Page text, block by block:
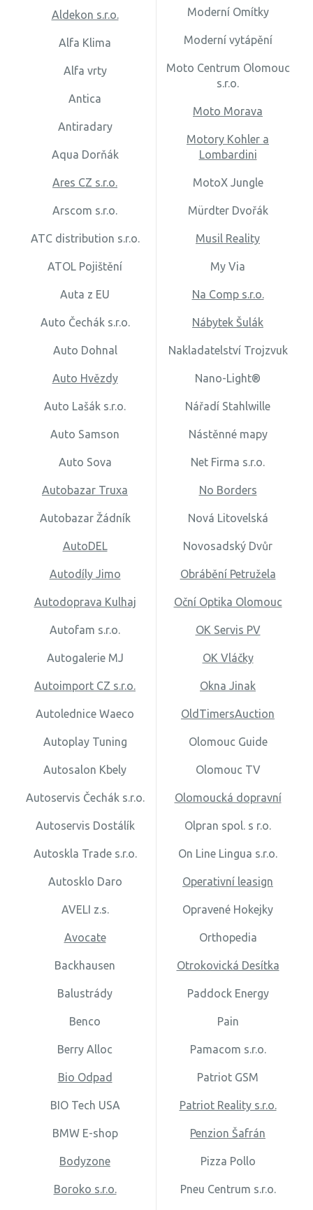
Aldekon s.r.o.
Alfa Klima
Alfa vrty
Antica
Antiradary
Aqua Dorňák
Ares CZ s.r.o.
Arscom s.r.o.
ATC distribution s.r.o.
ATOL Pojištění
Auta z EU
Auto Čechák s.r.o.
Auto Dohnal
Auto Hvězdy
Auto Lašák s.r.o.
Auto Samson
Auto Sova
Autobazar Truxa
Autobazar Žádník
AutoDEL
Autodíly Jimo
Autodoprava Kulhaj
Autofam s.r.o.
Autogalerie MJ
Autoimport CZ s.r.o.
Autolednice Waeco
Autoplay Tuning
Autosalon Kbely
Autoservis Čechák s.r.o.
Autoservis Dostálík
Autoskla Trade s.r.o.
Autosklo Daro
AVELI z.s.
Avocate
Backhausen
Balustrády
Benco
Berry Alloc
Bio Odpad
BIO Tech USA
BMW E-shop
Bodyzone
Boroko s.r.o.
Moderní Omítky
Moderní vytápění
Moto Centrum Olomouc
s.r.o.
Moto Morava
Motory Kohler a
Lombardini
MotoX Jungle
Mürdter Dvořák
Musil Reality
My Via
Na Comp s.r.o.
Nábytek Šulák
Nakladatelství Trojzvuk
Nano-Light®
Nářadí Stahlwille
Nástěnné mapy
Net Firma s.r.o.
No Borders
Nová Litovelská
Novosadský Dvůr
Obrábění Petružela
Oční Optika Olomouc
OK Servis PV
OK Vláčky
Okna Jinak
OldTimersAuction
Olomouc Guide
Olomouc TV
Olomoucká dopravní
Olpran spol. s r.o.
On Line Lingua s.r.o.
Operativní leasign
Opravené Hokejky
Orthopedia
Otrokovická Desítka
Paddock Energy
Pain
Pamacom s.r.o.
Patriot GSM
Patriot Reality s.r.o.
Penzion Šafrán
Pizza Pollo
Pneu Centrum s.r.o.